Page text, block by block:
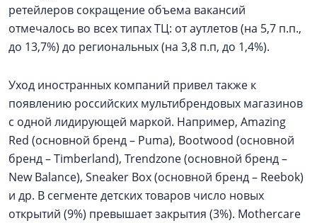
ретейлеров сокращение объема вакансий
отмечалось во всех типах ТЦ: от аутлетов (на 5,7 п.п.,
до 13,7%) до региональных (на 3,8 п.п, до 1,4%).
Уход иностранных компаний привел также к
появлению российских мультибрендовых магазинов
с одной лидирующей маркой. Например, Amazing
Red (основной бренд – Puma), Bootwood (основной
бренд – Timberland), Trendzone (основной бренд –
New Balance), Sneaker Box (основной бренд – Reebok)
и др. В сегменте детских товаров число новых
открытий (9%) превышает закрытия (3%). Mothercare